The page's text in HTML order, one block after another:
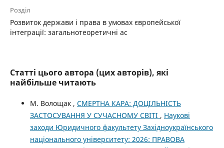
Розділ
Розвиток держави і права в умовах європейської
інтеграції: загальнотеоретичні ас
Статті цього автора (цих авторів), які
найбільше читають
М. Волощак , СМЕРТНА КАРА: ДОЦІЛЬНІСТЬ
ЗАСТОСУВАННЯ У СУЧАСНОМУ СВІТІ , Наукові
заходи Юридичного факультету Західноукраїнського
національного університету: 2026: ПРАВОВА